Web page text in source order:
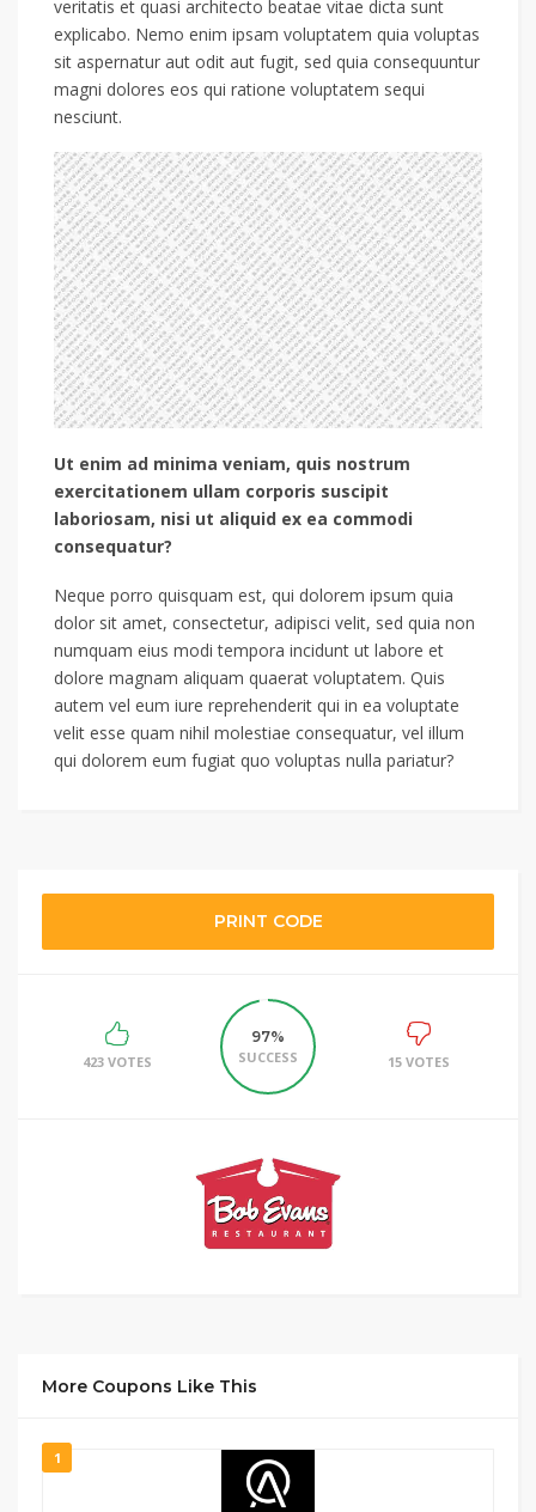
veritatis et quasi architecto beatae vitae dicta sunt
explicabo. Nemo enim ipsam voluptatem quia voluptas
sit aspernatur aut odit aut fugit, sed quia consequuntur
magni dolores eos qui ratione voluptatem sequi
nesciunt.
Ut enim ad minima veniam, quis nostrum
exercitationem ullam corporis suscipit
laboriosam, nisi ut aliquid ex ea commodi
consequatur?
Neque porro quisquam est, qui dolorem ipsum quia
dolor sit amet, consectetur, adipisci velit, sed quia non
numquam eius modi tempora incidunt ut labore et
dolore magnam aliquam quaerat voluptatem. Quis
autem vel eum iure reprehenderit qui in ea voluptate
velit esse quam nihil molestiae consequatur, vel illum
qui dolorem eum fugiat quo voluptas nulla pariatur?
PRINT CODE
423 VOTES
97%
SUCCESS
15 VOTES
More Coupons Like This
1